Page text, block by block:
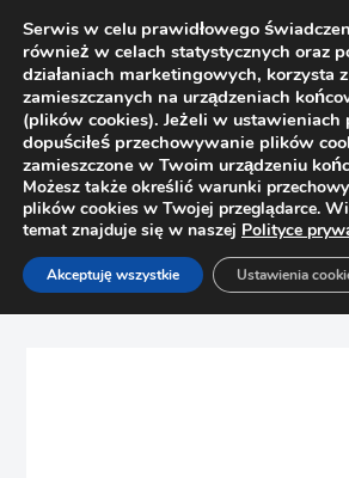
Strona główna Sklep
Bez
PEKA Narożnik wewnętrzny do listwy
Serwis w celu prawidłowego
również w celach statystycznych oraz
działaniach marketingowych, korzysta
zamieszczanych na urządzeniach
(plików cookies). Jeżeli w ustawieniach
dopuściłeś przechowywanie plików
zamieszczone w Twoim urządzeniu
Możesz także określić warunki
plików cookies w Twojej przeglądarce.
temat znajduje się w naszej Polityce
Akceptuję wszystkie Ustawienia